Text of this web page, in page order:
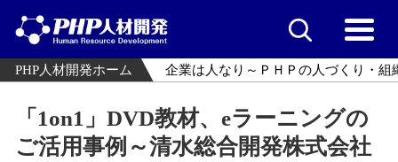
PHP人材開発ホーム 企業は人なり～ＰＨＰの人づくり・組
「1on1」DVD教材、eラーニングの
ご活用事例～清水総合開発株式会社